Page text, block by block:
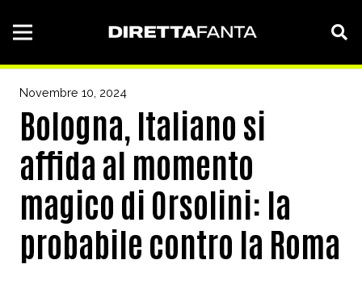
Novembre 10, 2024
Bologna, Italiano si
affida al momento
magico di Orsolini: la
probabile contro la Roma